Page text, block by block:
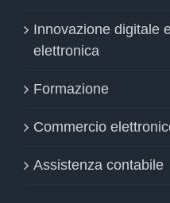
Innovazione digitale
elettronica
Formazione
Commercio
Assistenza contabile